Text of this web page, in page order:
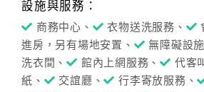
設施與服務：
商務中心、 衣物送洗服務、
進房，另有場地安置、
無障礙設施
洗衣間、
館內上網服務、 代客
紙、
交誼廳、 行李寄放服務、